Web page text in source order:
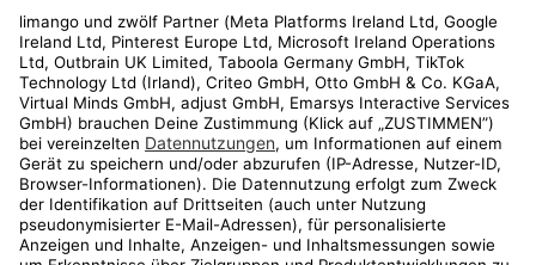
Kundenservice
Shop
Aktionen
Travel